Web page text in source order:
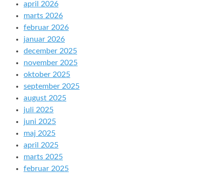
april 2026
marts 2026
februar 2026
januar 2026
december 2025
november 2025
oktober 2025
september 2025
august 2025
juli 2025
juni 2025
maj 2025
april 2025
marts 2025
februar 2025